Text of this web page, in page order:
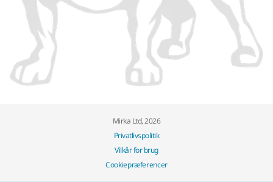
Mirka Ltd, 2026
Privatlivspolitik
Vilkår for brug
Cookiepræferencer